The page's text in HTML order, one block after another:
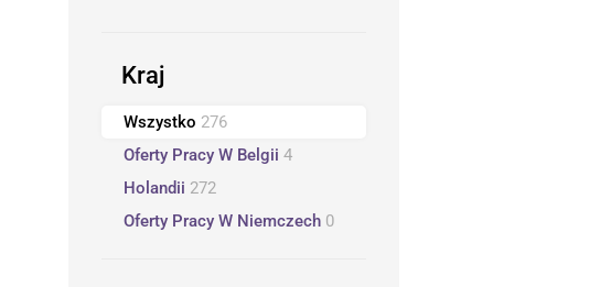
Kraj
Wszystko 276
Oferty Pracy W Belgii 4
Holandii 272
Oferty Pracy W Niemczech 0